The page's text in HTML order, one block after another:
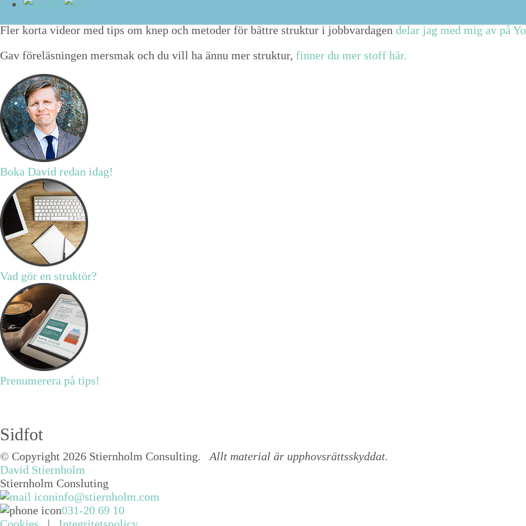
Och, vill du ta del av de struk­tur­tips jag delar med mig av på LinkedIn,
Fler kor­ta vide­or med tips om knep och metoder för bät­tre struk­tur i job­b­varda­gen delar jag med mig av på
Gav föreläs­nin­gen mers­mak och du vill ha ännu mer struk­tur, finner du mer stoff här.
Boka David redan idag!
Vad gör en struktör?
Prenumerera på tips!
Sidfot
© Copyright 2026 Stiernholm Consulting. Allt material är upphovsrättsskyddat.
David Stiernholm
Stiernholm Consluting
info@stiernholm.com
031-20 69 10